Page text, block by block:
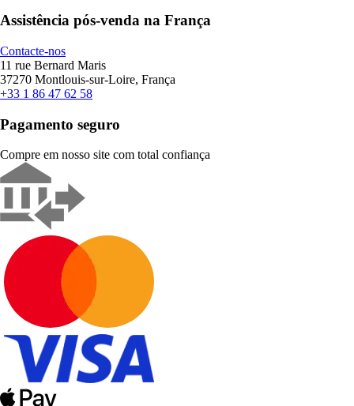
Assistência pós-venda na França
Contacte-nos
11 rue Bernard Maris
37270 Montlouis-sur-Loire, França
+33 1 86 47 62 58
Pagamento seguro
Compre em nosso site com total confiança